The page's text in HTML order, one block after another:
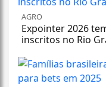
AGRO
Expointer 2026
inscritos no Rio